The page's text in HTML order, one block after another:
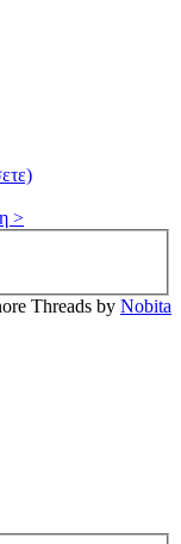
>
Threads by Nobita